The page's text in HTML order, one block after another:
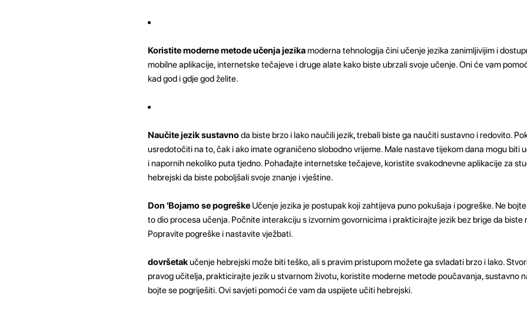
Koristite moderne metode učenja jezikamoderna tehnologija čini učenje jezika zanimljivijim i
mobilne aplikacije, internetske tečajeve i druge alate kako biste ubrzali svoje učenje. Oni će vam
kad god i gdje god želite.
Naučite jezik sustavnoda biste brzo i lako naučili jezik, trebali biste ga naučiti sustavno i redovito.
usredotočiti na to, čak i ako imate ograničeno slobodno vrijeme. Male nastave tijekom dana mogu biti
i napornih nekoliko puta tjedno. Pohađajte internetske tečajeve, koristite svakodnevne aplikacije za
hebrejski da biste poboljšali svoje znanje i vještine.
Don 'Bojamo se pogreške Učenje jezika je postupak koji zahtijeva puno pokušaja i pogreške. Ne
to dio procesa učenja. Počnite interakciju s izvornim govornicima i prakticirajte jezik bez brige da biste
Popravite pogreške i nastavite vježbati.
dovršetakučenje hebrejski može biti teško, ali s pravim pristupom možete ga svladati brzo i lako.
pravog učitelja, prakticirajte jezik u stvarnom životu, koristite moderne metode poučavanja, sustavno
bojte se pogriješiti. Ovi savjeti pomoći će vam da uspijete učiti hebrejski.